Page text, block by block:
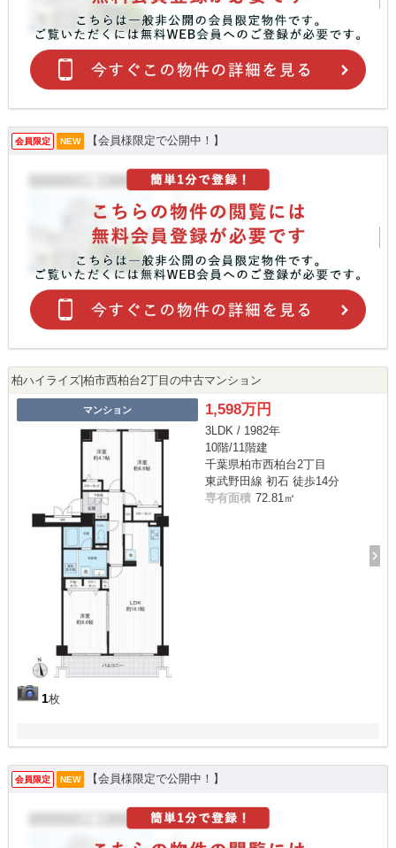
会員限定 NEW 【会員様限定で公開中！】
柏ハイライズ|柏市西柏台2丁目の中古マンション
マンション
1枚
1,598万円
3LDK / 1982年
10階/11階建
千葉県柏市西柏台2丁目
東武野田線 初石 徒歩14分
専有面積 72.81㎡
会員限定 NEW 【会員様限定で公開中！】